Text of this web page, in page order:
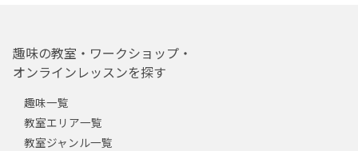
趣味の教室・ワークショップ・
オンラインレッスンを探す
趣味一覧
教室エリア一覧
教室ジャンル一覧